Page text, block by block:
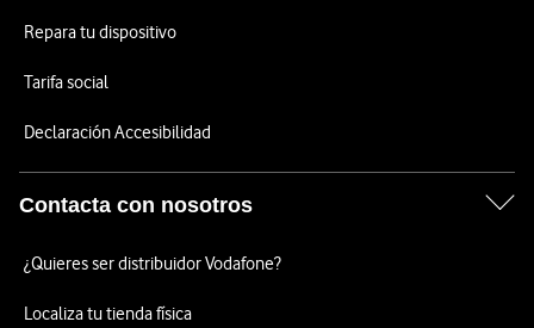
Repara tu dispositivo
Tarifa social
Declaración Accesibilidad
Contacta con nosotros
¿Quieres ser distribuidor Vodafone?
Localiza tu tienda física